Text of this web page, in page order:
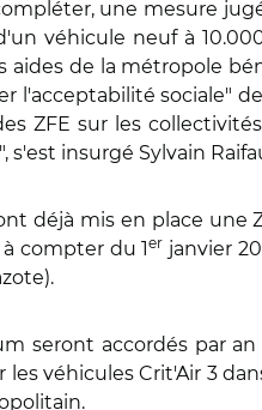
une mesure
véhicule neuf à
aides de la métropole
l'acceptabilité sociale"
ZFE sur les
s'est insurgé Sylvain
déjà mis en place
compter du 1er janvier
seront accordés par
véhicules Crit'Air 3